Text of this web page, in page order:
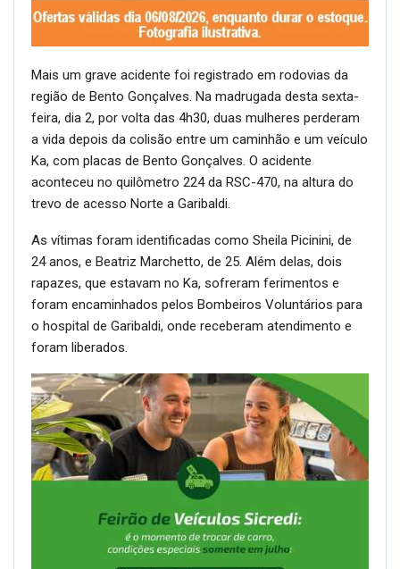
Mais um grave acidente foi registrado em rodovias da
região de Bento Gonçalves. Na madrugada desta sexta-
feira, dia 2, por volta das 4h30, duas mulheres perderam
a vida depois da colisão entre um caminhão e um veículo
Ka, com placas de Bento Gonçalves. O acidente
aconteceu no quilômetro 224 da RSC-470, na altura do
trevo de acesso Norte a Garibaldi.
As vítimas foram identificadas como Sheila Picinini, de
24 anos, e Beatriz Marchetto, de 25. Além delas, dois
rapazes, que estavam no Ka, sofreram ferimentos e
foram encaminhados pelos Bombeiros Voluntários para
o hospital de Garibaldi, onde receberam atendimento e
foram liberados.